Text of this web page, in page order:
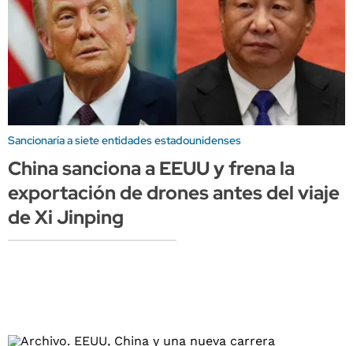
Sancionaría a siete entidades estadounidenses
China sanciona a EEUU y frena la
exportación de drones antes del viaje
de Xi Jinping